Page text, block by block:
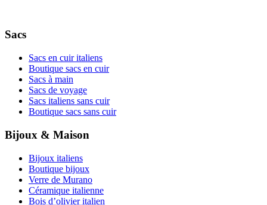
Sacs
Sacs en cuir italiens
Boutique sacs en cuir
Sacs à main
Sacs de voyage
Sacs italiens sans cuir
Boutique sacs sans cuir
Bijoux & Maison
Bijoux italiens
Boutique bijoux
Verre de Murano
Céramique italienne
Bois d’olivier italien